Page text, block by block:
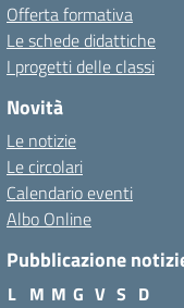
Offerta formativa
Le schede didattiche
I progetti delle classi
Novità
Le notizie
Le circolari
Calendario eventi
Albo Online
Pubblicazione
L M M G V S D